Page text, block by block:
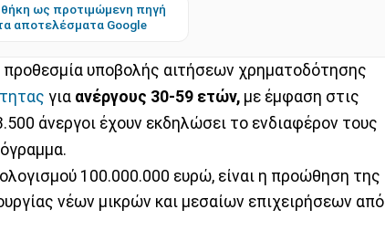
ως προτιμώμενη πηγή
αποτελέσματα Google
προθεσμία υποβολής αιτήσεων χρηματοδότησης
για ανέργους 30-59 ετών, με έμφαση στις
άνεργοι έχουν εκδηλώσει το ενδιαφέρον τους
100.000.000 ευρώ, είναι η προώθηση της
νέων μικρών και μεσαίων επιχειρήσεων από